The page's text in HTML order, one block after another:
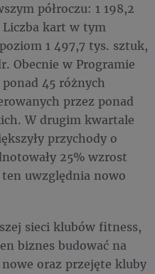
półroczu: 1 198,2
kart w tym
1 497,7 tys. sztuk,
Obecnie w Programie
45 różnych
przez ponad
W drugim kwartale
przychody o
25% wzrost
uwzględnia nowo
sieci klubów fitness,
biznes budować na
oraz przejęte kluby